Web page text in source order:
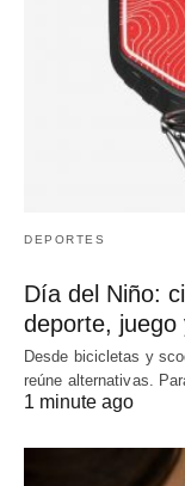
DEPORTES
Día del Niño:
deporte, juego
Desde bicicletas y
reúne alternativas.
1 minute ago